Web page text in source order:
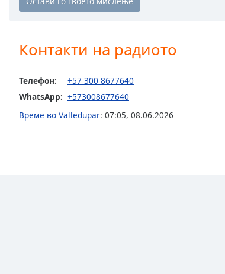
Chapters
Descriptions
off,
selected
Subtitles
Контакти на радиото
Телефон:
+57 300 8677640
WhatsApp: +573008677640
Време во Valledupar: 07:05, 08.06.2026